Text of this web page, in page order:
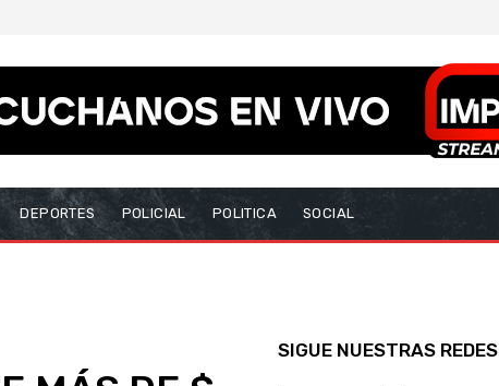
DEPORTES POLICIAL POLITICA SOCIAL
SIGUE NUESTRAS REDES